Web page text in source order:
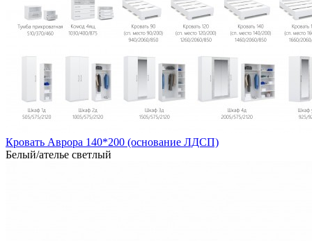
Кровать Аврора 140*200 (основание ЛДСП)
Белый/ателье светлый